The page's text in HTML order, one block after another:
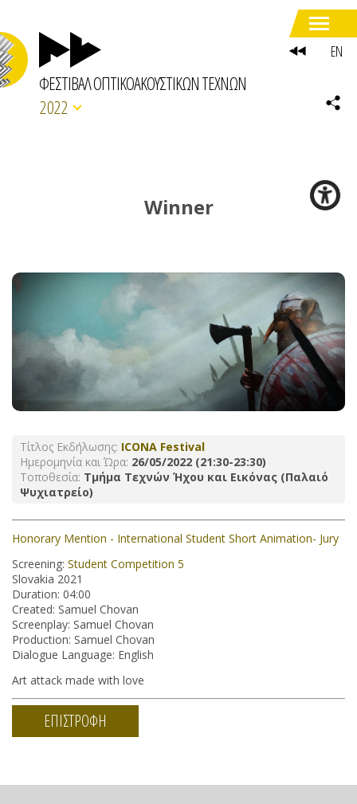
ΦΕΣΤΙΒΑΛ ΟΠΤΙΚΟΑΚΟΥΣΤΙΚΩΝ ΤΕΧΝΩΝ
2022
Winner
Τίτλος Εκδήλωσης: ICONA Festival
Ημερομηνία και Ώρα: 26/05/2022 (21:30-23:30)
Τοποθεσία: Τμήμα Τεχνών Ήχου και Εικόνας (Παλαιό
Ψυχιατρείο)
Honorary Mention - International Student Short Animation- Jury
Screening: Student Competition 5
Slovakia 2021
Duration: 04:00
Created: Samuel Chovan
Screenplay: Samuel Chovan
Production: Samuel Chovan
Dialogue Language: English
Art attack made with love
ΕΠΙΣΤΡΟΦΗ
EN